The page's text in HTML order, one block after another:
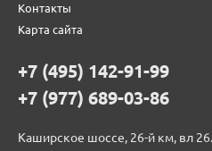
Контакты
Карта сайта
+7 (495) 142-91-99
+7 (977) 689-03-86
Каширское шоссе, 26-й км, вл